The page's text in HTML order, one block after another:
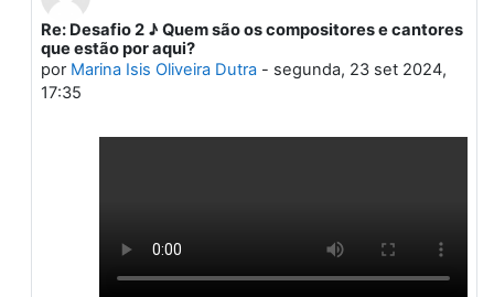
Em resposta à Primeiro post
Re: Desafio 2 ♪ Quem são os compositores e cantores
que estão por aqui?
por Marina Isis Oliveira Dutra- segunda, 23 set 2024,
17:35